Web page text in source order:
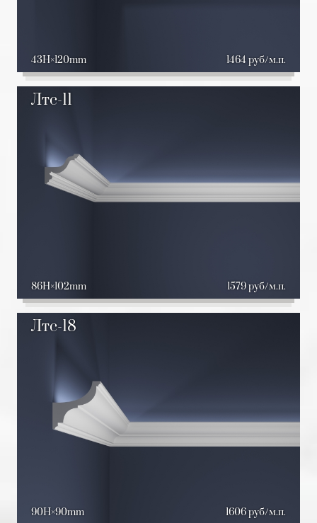
43H 120mm 1464 руб/м.п.
Лтс-11
86H 102mm 1579 руб/м.п.
Лтс-18
90H 90mm 1606 руб/м.п.